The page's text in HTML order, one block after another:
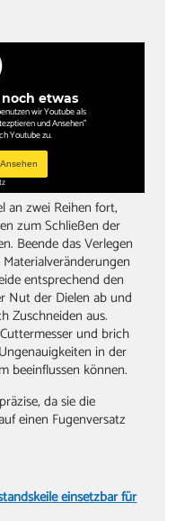
etwas
wir Youtube als
und Ansehen"
Youtube zu.
an zwei Reihen fort,
zum Schließen der
Beende das Verlegen
entsprechend den
Nut der Dielen ab und
Zuschneiden aus.
und brich
in der
beeinflussen können.
da sie die
einen Fugenversatz
einsetzbar für